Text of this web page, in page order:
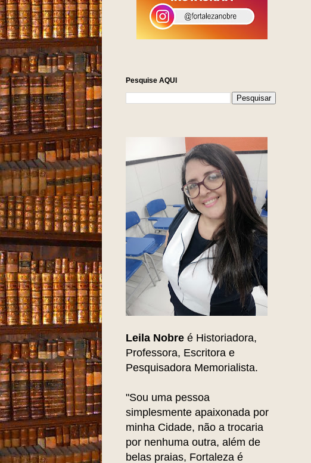
Pesquise AQUI
Leila Nobre é Historiadora,
Professora, Escritora e
Pesquisadora Memorialista.
"Sou uma pessoa
simplesmente apaixonada por
minha Cidade, não a trocaria
por nenhuma outra, além de
belas praias, Fortaleza é